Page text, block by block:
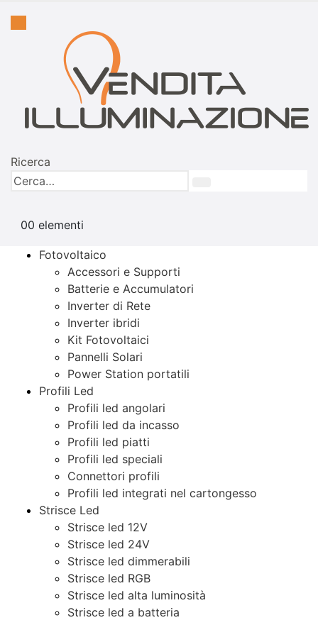
Ricerca
00 elementi
Fotovoltaico
Accessori e Supporti
Batterie e Accumulatori
Inverter di Rete
Inverter ibridi
Kit Fotovoltaici
Pannelli Solari
Power Station portatili
Profili Led
Profili led angolari
Profili led da incasso
Profili led piatti
Profili led speciali
Connettori profili
Profili led integrati nel cartongesso
Strisce Led
Strisce led 12V
Strisce led 24V
Strisce led dimmerabili
Strisce led RGB
Strisce led alta luminosità
Strisce led a batteria